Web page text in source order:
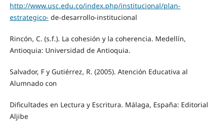
http://www.usc.edu.co/index.php/institucional/plan-
estrategico- de-desarrollo-institucional
Rincón, C. (s.f.). La cohesión y la coherencia. Medellín,
Antioquia: Universidad de Antioquia.
Salvador, F y Gutiérrez, R. (2005). Atención Educativa al
Alumnado con
Dificultades en Lectura y Escritura. Málaga, España: Editorial
Aljibe